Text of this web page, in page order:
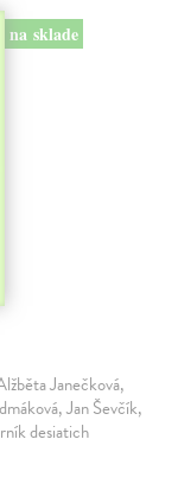
na sklade
Janečková,
Jan Ševčík,
desiatich